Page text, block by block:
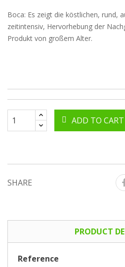
Boca: Es zeigt die köstlichen, rund,
zeitintensiv, Hervorhebung der
Produkt von großem Alter.
ADD TO CART
SHARE
PRODUCT
Reference